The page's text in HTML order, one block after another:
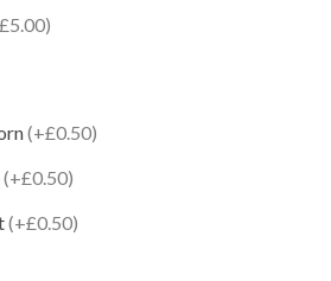
(+£0.50)
(+£0.50)
(+£0.50)